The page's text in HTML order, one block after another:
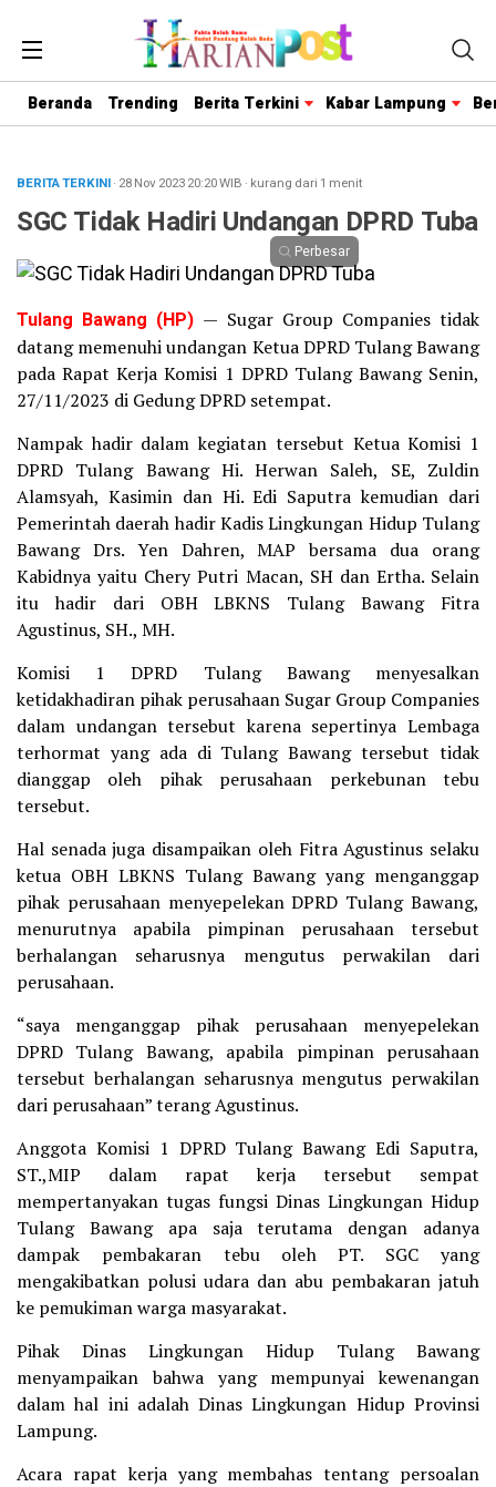
Beranda Trending Berita Terkini Kabar Lampung
BERITA TERKINI· 28 Nov 202320:20WIB · kurang dari 1 menit
SGC Tidak Hadiri Undangan DPRD Tuba
Perbesar
Tulang Bawang (HP) — Sugar Group Companies tidak
datang memenuhi undangan Ketua DPRD Tulang Bawang
pada Rapat Kerja Komisi 1 DPRD Tulang Bawang Senin,
27/11/2023 di Gedung DPRD setempat.
Nampak hadir dalam kegiatan tersebut Ketua Komisi 1
DPRD Tulang Bawang Hi. Herwan Saleh, SE, Zuldin
Alamsyah, Kasimin dan Hi. Edi Saputra kemudian dari
Pemerintah daerah hadir Kadis Lingkungan Hidup Tulang
Bawang Drs. Yen Dahren, MAP bersama dua orang
Kabidnya yaitu Chery Putri Macan, SH dan Ertha. Selain
itu hadir dari OBH LBKNS Tulang Bawang Fitra
Agustinus, SH., MH.
Komisi 1 DPRD Tulang Bawang menyesalkan
ketidakhadiran pihak perusahaan Sugar Group Companies
dalam undangan tersebut karena sepertinya Lembaga
terhormat yang ada di Tulang Bawang tersebut tidak
dianggap oleh pihak perusahaan perkebunan tebu
tersebut.
Hal senada juga disampaikan oleh Fitra Agustinus selaku
ketua OBH LBKNS Tulang Bawang yang menganggap
pihak perusahaan menyepelekan DPRD Tulang Bawang,
menurutnya apabila pimpinan perusahaan tersebut
berhalangan seharusnya mengutus perwakilan dari
perusahaan.
“saya menganggap pihak perusahaan menyepelekan
DPRD Tulang Bawang, apabila pimpinan perusahaan
tersebut berhalangan seharusnya mengutus perwakilan
dari perusahaan” terang Agustinus.
Anggota Komisi 1 DPRD Tulang Bawang Edi Saputra,
ST.,MIP dalam rapat kerja tersebut sempat
mempertanyakan tugas fungsi Dinas Lingkungan Hidup
Tulang Bawang apa saja terutama dengan adanya
dampak pembakaran tebu oleh PT. SGC yang
mengakibatkan polusi udara dan abu pembakaran jatuh
ke pemukiman warga masyarakat.
Pihak Dinas Lingkungan Hidup Tulang Bawang
menyampaikan bahwa yang mempunyai kewenangan
dalam hal ini adalah Dinas Lingkungan Hidup Provinsi
Lampung.
Acara rapat kerja yang membahas tentang persoalan